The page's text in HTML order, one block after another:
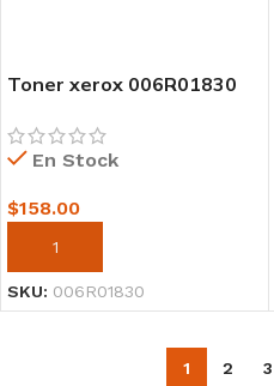
Toner xerox 006R01830
C7125/C7120/C7130
En Stock
$158.00
AÑADIR AL CARRITO
SKU: 006R01830
1 2 3